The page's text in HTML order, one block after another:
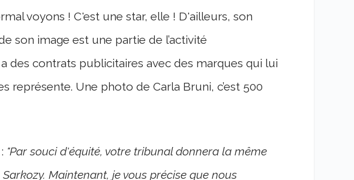
voyons ! C'est une star, elle ! D'ailleurs, son
son image est une partie de l’activité
des contrats publicitaires avec des marques qui lui
représente. Une photo de Carla Bruni, c’est 500
"Par souci d'équité, votre tribunal donnera la même
Maintenant, je vous précise que nous